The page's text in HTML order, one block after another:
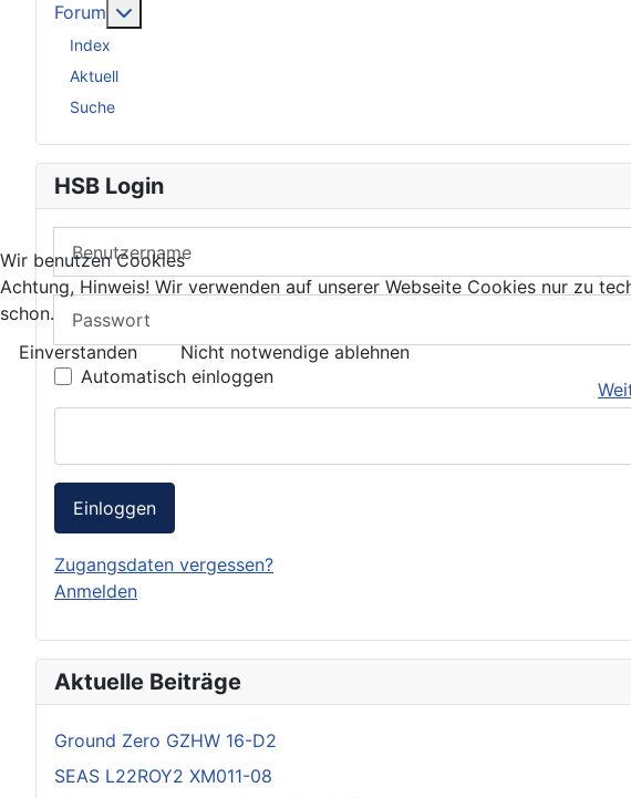
Forum
Index
Aktuell
Suche
HSB Login
Automatisch einloggen
Einloggen
Zugangsdaten vergessen?
Anmelden
Aktuelle Beiträge
Ground Zero GZHW 16-D2
SEAS L22ROY2 XM011-08
Wir benutzen Cookies
Achtung, Hinweis! Wir verwenden auf unserer Webseite Cookies nur zu
schon.
Einverstanden
Nicht notwendige ablehnen